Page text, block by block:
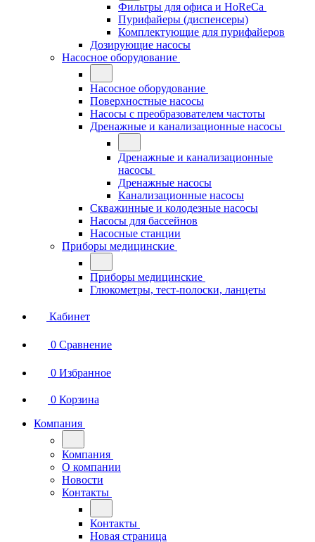
Фильтры для офиса и HoReCa
Пурифайеры (диспенсеры)
Комплектующие для пурифайеров
Дозирующие насосы
Насосное оборудование
Насосное оборудование
Поверхностные насосы
Насосы с преобразователем частоты
Дренажные и канализационные насосы
Дренажные и канализационные
насосы
Дренажные насосы
Канализационные насосы
Скважинные и колодезные насосы
Насосы для бассейнов
Насосные станции
Приборы медицинские
Приборы медицинские
Глюкометры, тест-полоски, ланцеты
Кабинет
0 Сравнение
0 Избранное
0 Корзина
Компания
Компания
О компании
Новости
Контакты
Контакты
Новая страница